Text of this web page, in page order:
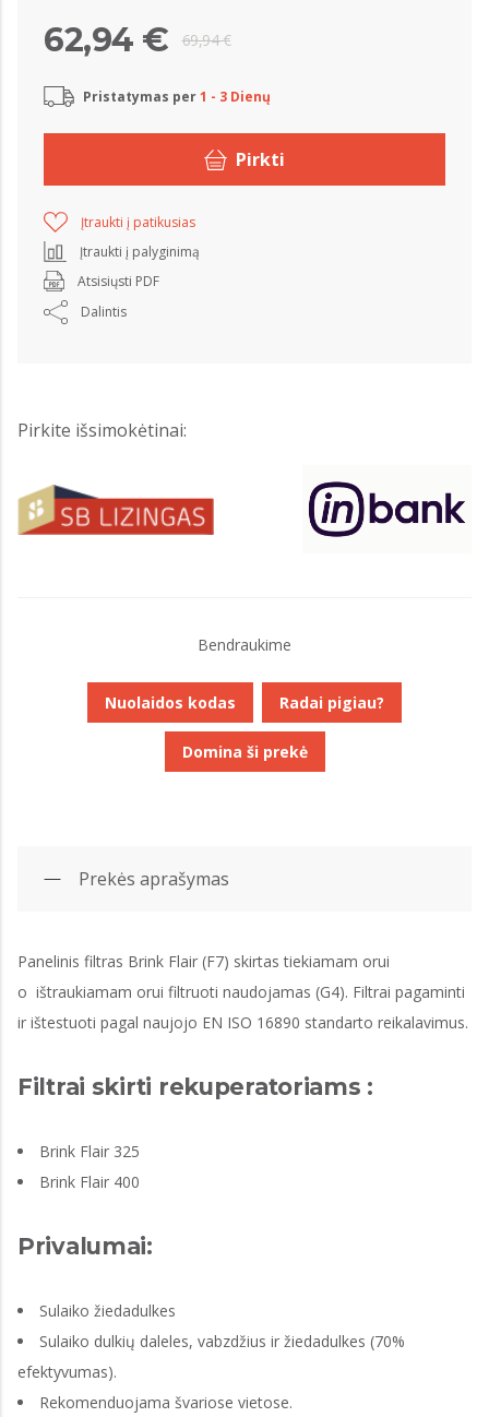
69,94 €
62,94 €
Pristatymas per1 - 3 Dienų
Pirkti
Įtraukti į patikusias
Įtraukti į palyginimą
Atsisiųsti PDF
Dalintis
Pirkite išsimokėtinai:
Bendraukime
Nuolaidos kodas Radai pigiau?
Domina ši prekė
Prekės aprašymas
Panelinis filtras Brink Flair (F7) skirtas tiekiamam orui
o ištraukiamam orui filtruoti naudojamas (G4). Filtrai pagaminti
ir ištestuoti pagal naujojo EN ISO 16890 standarto reikalavimus.
Filtrai skirti rekuperatoriams :
Brink Flair 325
Brink Flair 400
Privalumai:
Sulaiko žiedadulkes
Sulaiko dulkių daleles, vabzdžius ir žiedadulkes (70%
efektyvumas).
Rekomenduojama švariose vietose.